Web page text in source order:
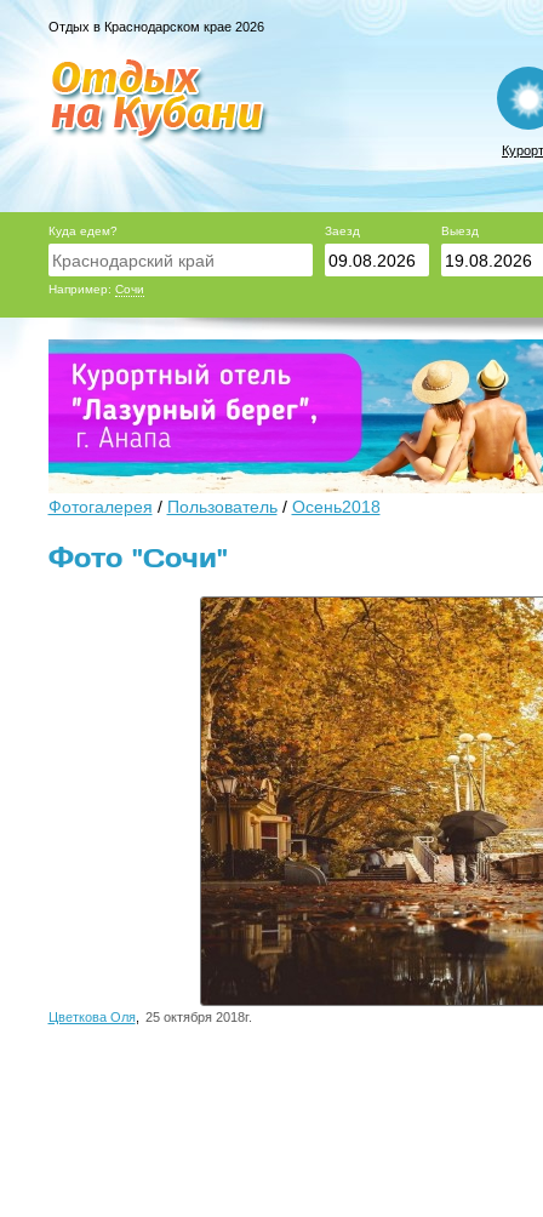
Отдых в Краснодарском крае 2026
Куда едем?
Например: Сочи
Заезд Выезд
Фотогалерея / Пользователь/ Осень2018
Фото "Сочи"
Цветкова Оля, 25 октября 2018г.